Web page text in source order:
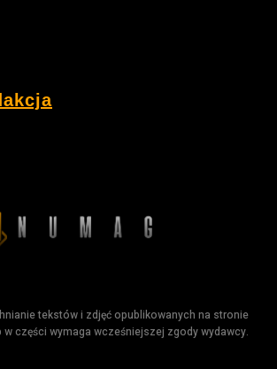
tekstów i zdjęć opublikowanych na stronie
w części wymaga wcześniejszej zgody wydawcy.